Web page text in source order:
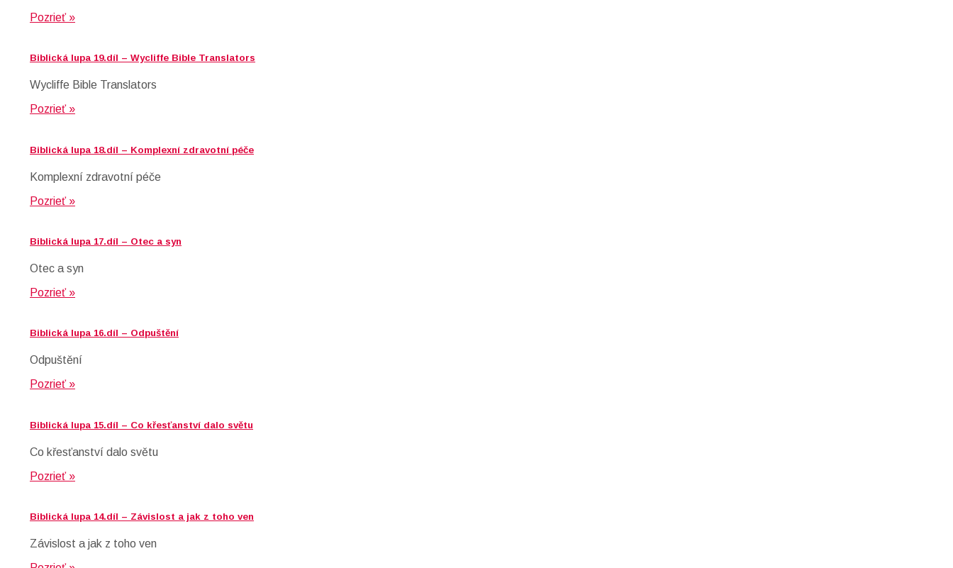
Pozrieť »
Biblická lupa 19.díl – Wycliffe Bible Translators
Wycliffe Bible Translators
Pozrieť »
Biblická lupa 18.díl – Komplexní zdravotní péče
Komplexní zdravotní péče
Pozrieť »
Biblická lupa 17.díl – Otec a syn
Otec a syn
Pozrieť »
Biblická lupa 16.díl – Odpuštění
Odpuštění
Pozrieť »
Biblická lupa 15.díl – Co křesťanství dalo světu
Co křesťanství dalo světu
Pozrieť »
Biblická lupa 14.díl – Závislost a jak z toho ven
Závislost a jak z toho ven